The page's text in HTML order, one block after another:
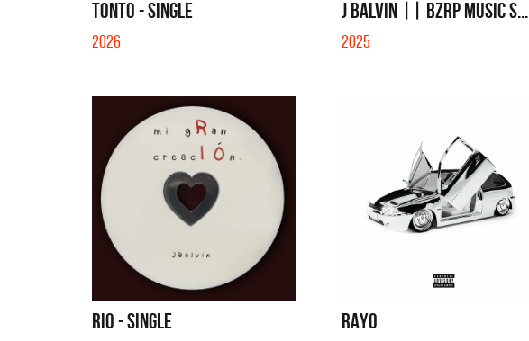
TONTO - SINGLE
2026
J BALVIN || BZRP Music S...
2025
RIO - SINGLE RAYO